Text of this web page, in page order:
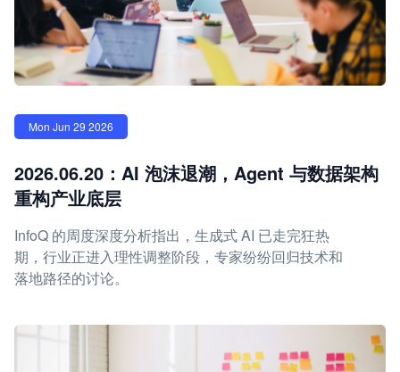
Mon Jun 29 2026
2026.06.20：AI 泡沫退潮，Agent 与数据架构
重构产业底层
InfoQ 的周度深度分析指出，生成式 AI 已走完狂热
期，行业正进入理性调整阶段，专家纷纷回归技术和
落地路径的讨论。